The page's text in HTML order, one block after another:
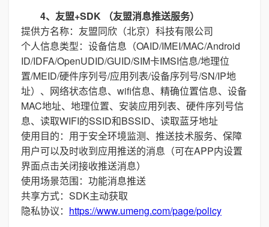
4、友盟+SDK （友盟消息推送服务）
提供方名称：友盟同欣（北京）科技有限公司
个人信息类型：设备信息（OAID/IMEI/MAC/Android
ID/IDFA/OpenUDID/GUID/SIM卡IMSI信息/地理位
置/MEID/硬件序列号/应用列表/设备序列号/SN/IP地
址）、网络状态信息、wifi信息、精确位置信息、设备
MAC地址、地理位置、安装应用列表、硬件序列号信
息、读取WIFI的SSID和BSSID、读取蓝牙地址
使用目的：用于安全环境监测、推送技术服务、保障
用户可以及时收到应用推送的消息（可在APP内设置
界面点击关闭接收推送消息）
使用场景范围：功能消息推送
共享方式：SDK主动获取
隐私协议： https://www.umeng.com/page/policy